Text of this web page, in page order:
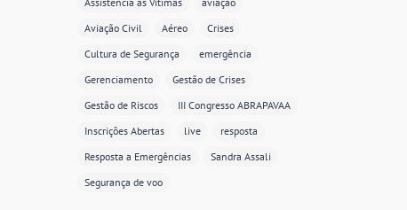
Aviação Civil
Aéreo
Crises
Cultura de Segurança
emergência
Gerenciamento
Gestão de Crises
Gestão de Riscos
III Congresso ABRAPAVAA
Inscrições Abertas
live
resposta
Resposta a Emergências
Sandra Assali
Segurança de voo